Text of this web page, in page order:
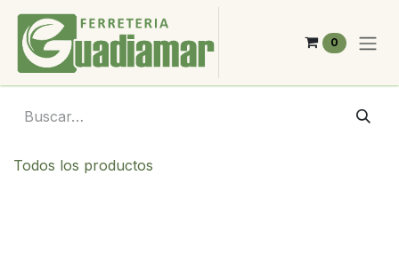
Ir al contenido
0
Todos los productos